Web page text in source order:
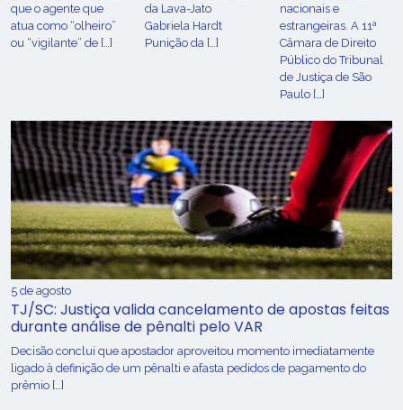
que o agente que
atua como “olheiro”
ou “vigilante” de […]
da Lava-Jato
Gabriela Hardt
Punição da […]
nacionais e
estrangeiras. A 11ª
Câmara de Direito
Público do Tribunal
de Justiça de São
Paulo […]
5 de agosto
TJ/SC: Justiça valida cancelamento de apostas feitas
durante análise de pênalti pelo VAR
Decisão conclui que apostador aproveitou momento imediatamente
ligado à definição de um pênalti e afasta pedidos de pagamento do
prêmio […]